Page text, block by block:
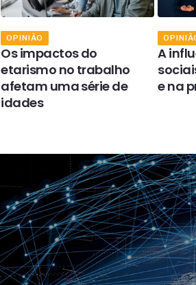
OPINIÃO
Os impactos do
etarismo no trabalho
afetam uma série de
idades
A
e na